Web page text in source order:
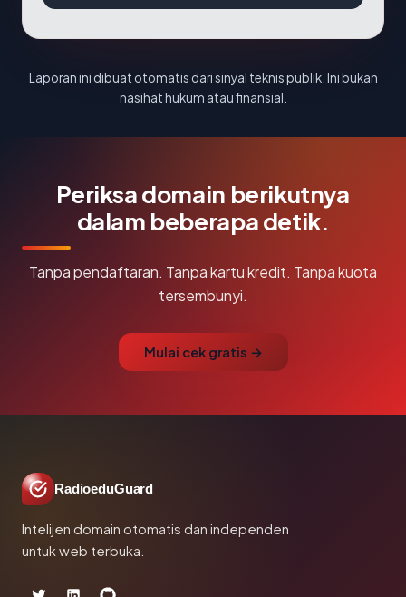
Laporan ini dibuat otomatis dari sinyal teknis publik. Ini bukan
nasihat hukum atau finansial.
Periksa domain berikutnya
dalam beberapa detik.
Tanpa pendaftaran. Tanpa kartu kredit. Tanpa kuota
tersembunyi.
Mulai cek gratis →
RadioeduGuard
Intelijen domain otomatis dan independen
untuk web terbuka.